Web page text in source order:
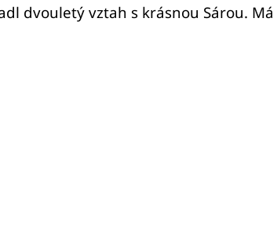
dvouletý vztah s krásnou Sárou.